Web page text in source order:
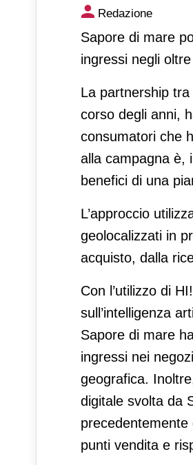
Sapore di
Redazione
Sapore di mare
ingressi negli
La partnership
corso degli anni,
consumatori che
alla campagna è,
benefici di una
L’approccio
geolocalizzati in
acquisto, dalla
Con l’utilizzo di
sull’intelligenza
Sapore di mare
ingressi nei
geografica.
digitale svolta da
punti vendita e